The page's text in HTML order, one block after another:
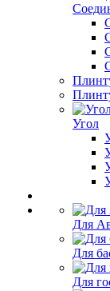
Угол
Для
Для
Для